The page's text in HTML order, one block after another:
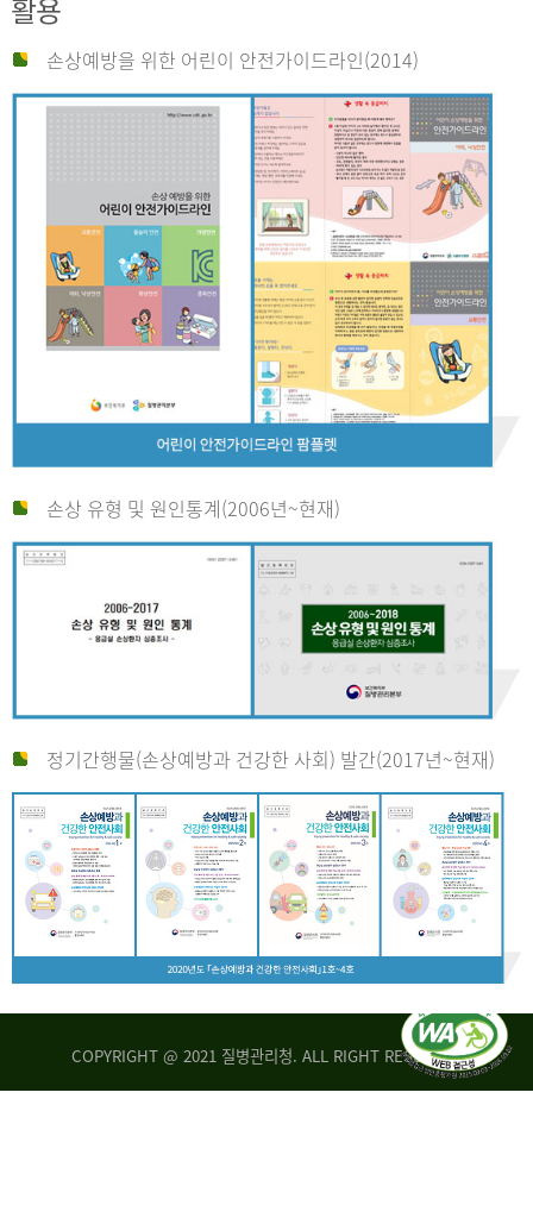
활용
손상예방을 위한 어린이 안전가이드라인(2014)
손상 유형 및 원인통계(2006년~현재)
정기간행물(손상예방과 건강한 사회) 발간(2017년~현재)
COPYRIGHT @ 2021 질병관리청. ALL RIGHT RESERVED